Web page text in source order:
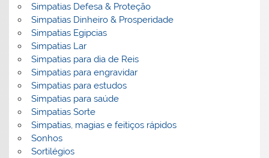
Simpatias Defesa & Proteção
Simpatias Dinheiro & Prosperidade
Simpatias Egipcias
Simpatias Lar
Simpatias para dia de Reis
Simpatias para engravidar
Simpatias para estudos
Simpatias para saúde
Simpatias Sorte
Simpatias, magias e feitiços rápidos
Sonhos
Sortilégios